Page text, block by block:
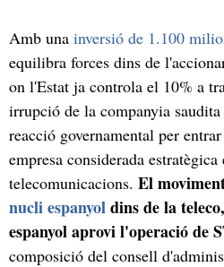
Amb una inversió de 1.100
equilibra forces dins de
on l'Estat ja controla el 10% a
irrupció de la companyia
reacció governamental per
empresa considerada estratègica
telecomunicacions. El
nucli espanyoldins de la
espanyol aprovi l'operació de
composició del consell